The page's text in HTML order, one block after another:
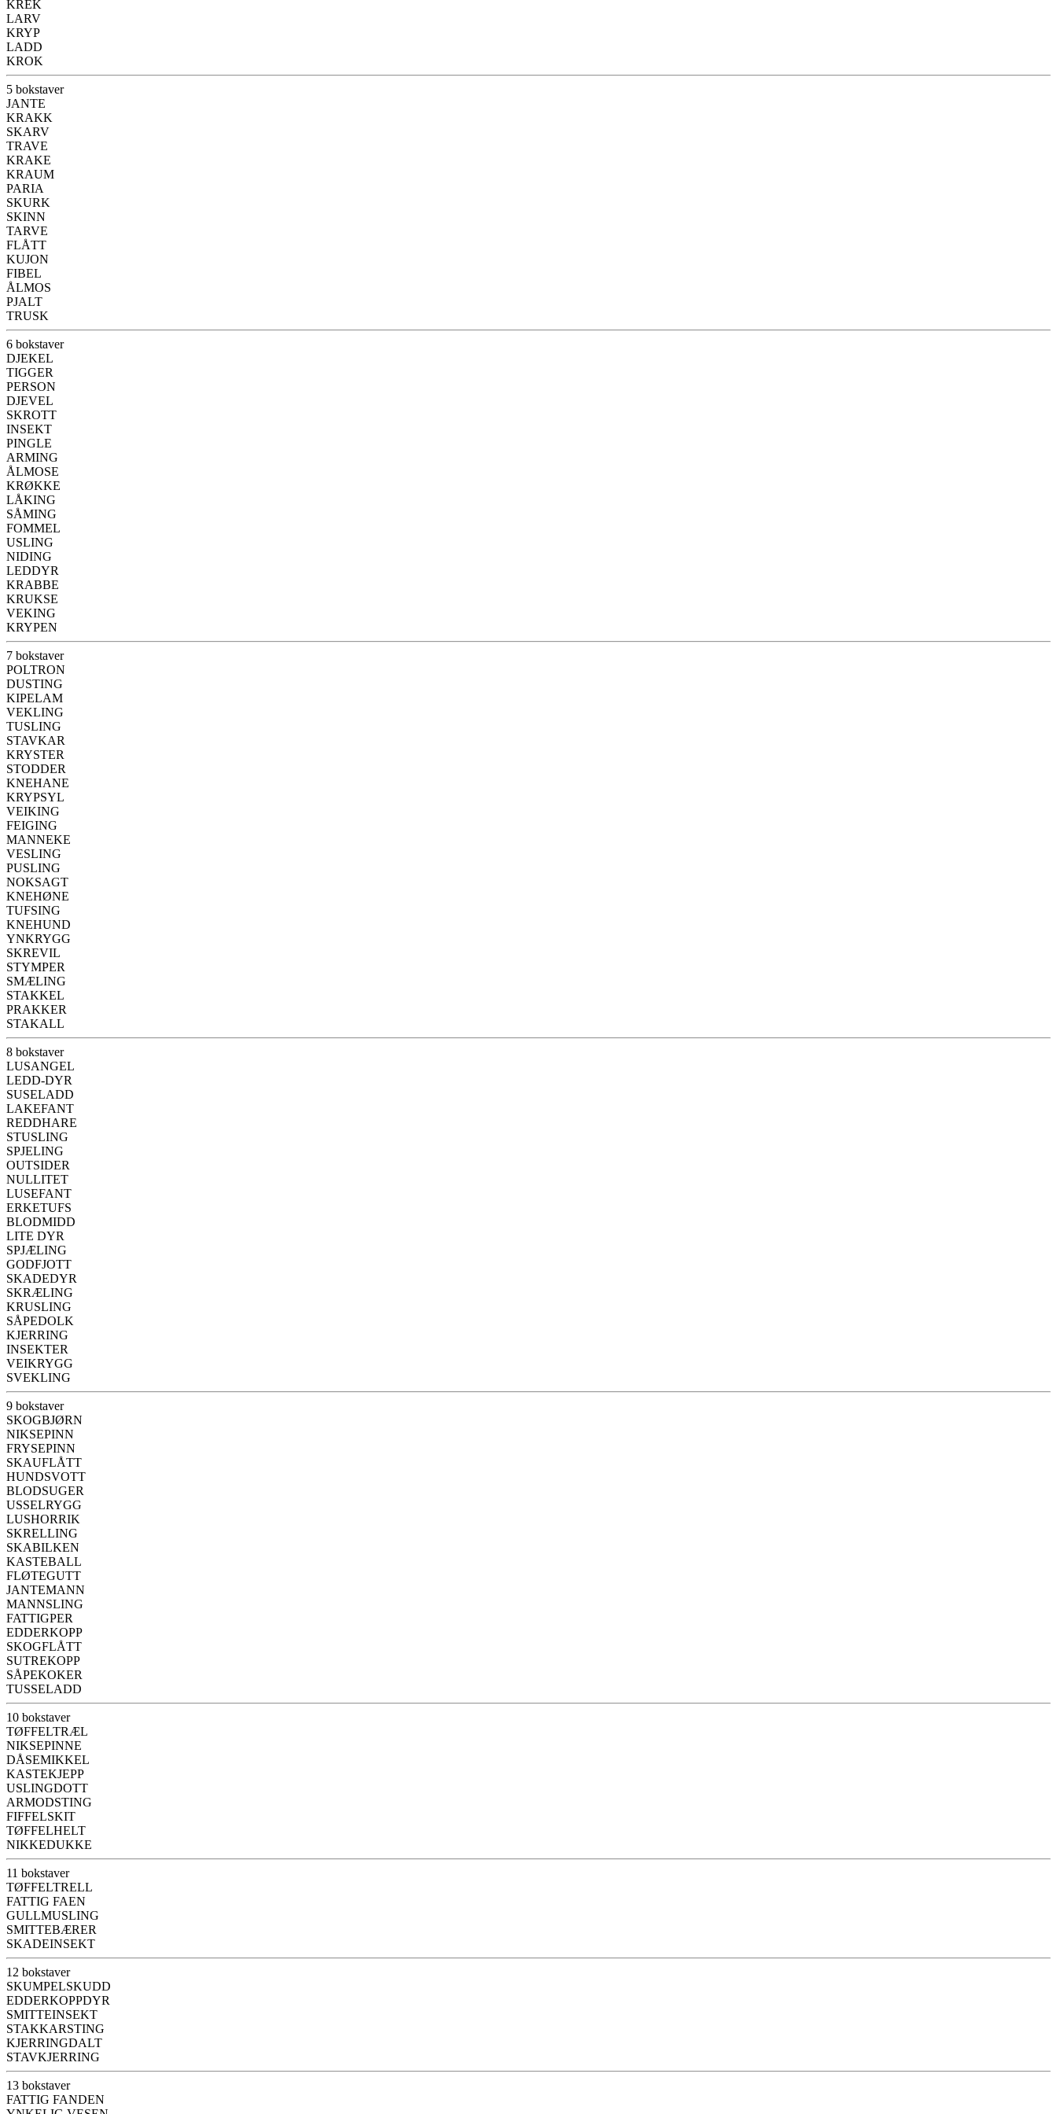
KREK
LARV
KRYP
LADD
KROK
5 bokstaver
JANTE
KRAKK
SKARV
TRAVE
KRAKE
KRAUM
PARIA
SKURK
SKINN
TARVE
FLÅTT
KUJON
FIBEL
ÅLMOS
PJALT
TRUSK
6 bokstaver
DJEKEL
TIGGER
PERSON
DJEVEL
SKROTT
INSEKT
PINGLE
ARMING
ÅLMOSE
KRØKKE
LÅKING
SÅMING
FOMMEL
USLING
NIDING
LEDDYR
KRABBE
KRUKSE
VEKING
KRYPEN
7 bokstaver
POLTRON
DUSTING
KIPELAM
VEKLING
TUSLING
STAVKAR
KRYSTER
STODDER
KNEHANE
KRYPSYL
VEIKING
FEIGING
MANNEKE
VESLING
PUSLING
NOKSAGT
KNEHØNE
TUFSING
KNEHUND
YNKRYGG
SKREVIL
STYMPER
SMÆLING
STAKKEL
PRAKKER
STAKALL
8 bokstaver
LUSANGEL
LEDD-DYR
SUSELADD
LAKEFANT
REDDHARE
STUSLING
SPJELING
OUTSIDER
NULLITET
LUSEFANT
ERKETUFS
BLODMIDD
LITE DYR
SPJÆLING
GODFJOTT
SKADEDYR
SKRÆLING
KRUSLING
SÅPEDOLK
KJERRING
INSEKTER
VEIKRYGG
SVEKLING
9 bokstaver
SKOGBJØRN
NIKSEPINN
FRYSEPINN
SKAUFLÅTT
HUNDSVOTT
BLODSUGER
USSELRYGG
LUSHORRIK
SKRELLING
SKABILKEN
KASTEBALL
FLØTEGUTT
JANTEMANN
MANNSLING
FATTIGPER
EDDERKOPP
SKOGFLÅTT
SUTREKOPP
SÅPEKOKER
TUSSELADD
10 bokstaver
TØFFELTRÆL
NIKSEPINNE
DÅSEMIKKEL
KASTEKJEPP
USLINGDOTT
ARMODSTING
FIFFELSKIT
TØFFELHELT
NIKKEDUKKE
11 bokstaver
TØFFELTRELL
FATTIG FAEN
GULLMUSLING
SMITTEBÆRER
SKADEINSEKT
12 bokstaver
SKUMPELSKUDD
EDDERKOPPDYR
SMITTEINSEKT
STAKKARSTING
KJERRINGDALT
STAVKJERRING
13 bokstaver
FATTIG FANDEN